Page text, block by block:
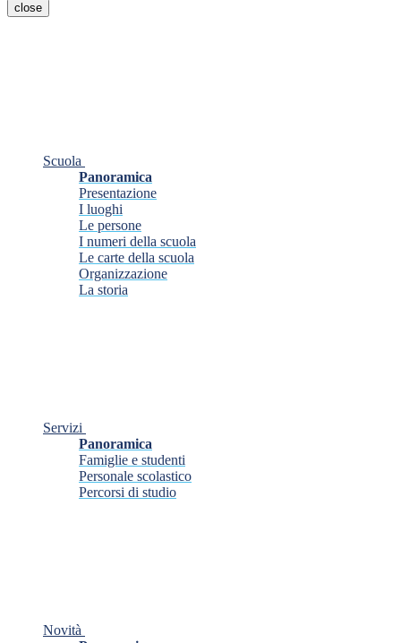
close
Scuola
Panoramica
Presentazione
I luoghi
Le persone
I numeri della scuola
Le carte della scuola
Organizzazione
La storia
Servizi
Panoramica
Famiglie e studenti
Personale scolastico
Percorsi di studio
Novità